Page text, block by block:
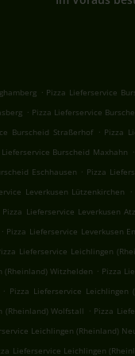
. Pizza Lieferservice
. Pizza Lieferservice
Burscheid Straßerhof . Pizza
Lieferservice Burscheid Maxhahn .
Eschhausen . Pizza
Leverkusen Lützenkirchen .
Pizza Lieferservice Leverkusen
. Pizza Lieferservice Leverkusen
Lieferservice Leichlingen
(Rheinland) Witzhelden . Pizza
. Pizza Lieferservice Leichlingen
(Rheinland) Wolfstall . Pizza
Leichlingen (Rheinland)
Lieferservice Leichlingen